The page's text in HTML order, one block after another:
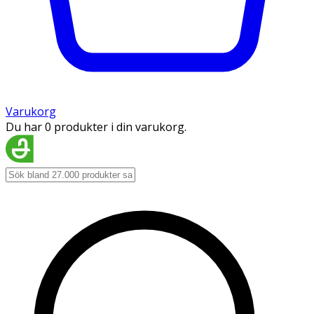
Varukorg
Du har 0 produkter i din varukorg.